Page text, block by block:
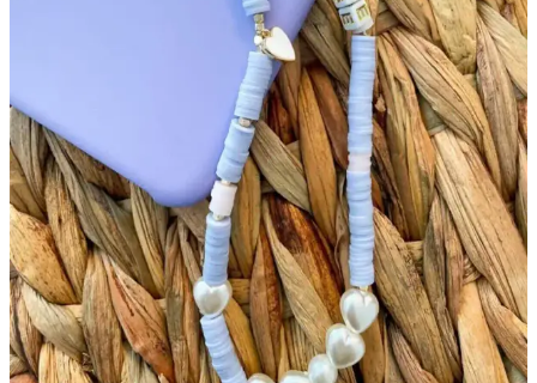
Moshi Design Fimo Boncuk Telefonn Askısı: Şıklık
ve Fonksiyonellik Sunan Apple Uyumlu Aksesuar
Apple uyumlu, şık tasarımlı ve dayanıklı plastik malzeme ile
üretilmiş Moshi Design Fimo Boncuk Telefonn Askısı, kullanışlı ve
estetik bir telefon aksesuarıdır.
El Yapımı Fimo Telefon Askısı: Kişisel Tarzınızı
Yansıtan Özgün Aksesuarlar
Fimo telefon askıları, el emeği ve şıklığıyla öne çıkan,
kişiselleştirilebilir ve dayanıklı aksesuarlar olup, özgün tasarımlarla
telefonunuza benzersiz bir dokunuş katmanızı sağlar.
LOVELYCOLLECTİON Julıano ve Moshi Design
Girl Power Telefon Askısı Karşılaştırması